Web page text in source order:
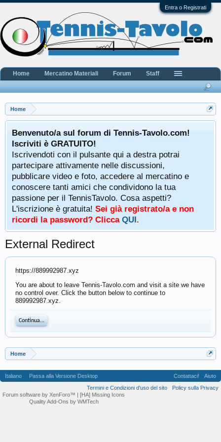
Entra o Registrati
Home
Benvenuto/a sul forum di Tennis-Tavolo.com!
Iscriviti è GRATUITO!
Iscrivendoti con il pulsante qui a destra potrai
partecipare attivamente nelle discussioni,
pubblicare video e foto, accedere al mercatino e
conoscere tanti amici che condividono la tua
passione per il TennisTavolo. Cosa aspetti?
L'iscrizione è gratuita! Sei già registrato/a e non
ricordi la password? Clicca QUI.
External Redirect
https://889992987.xyz
You are about to leave Tennis-Tavolo.com and visit a site we have
no control over. Click the button below to continue to
889992987.xyz.
Continua...
Home
Home Mercatino Materiali Forum Staff
Italiano Passa alla Versione Desktop Contattaci!
Aiuto
Termini e Condizioni d'uso del sito
Policy sulla Privacy
Forum software by XenForo™ | [HA] Missing Icons
Quality Add-Ons by WMTech